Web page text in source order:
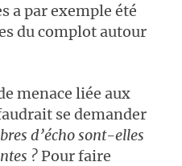
a par exemple été
du complot autour
menace liée aux
se demander
d’écho sont-elles
? Pour faire